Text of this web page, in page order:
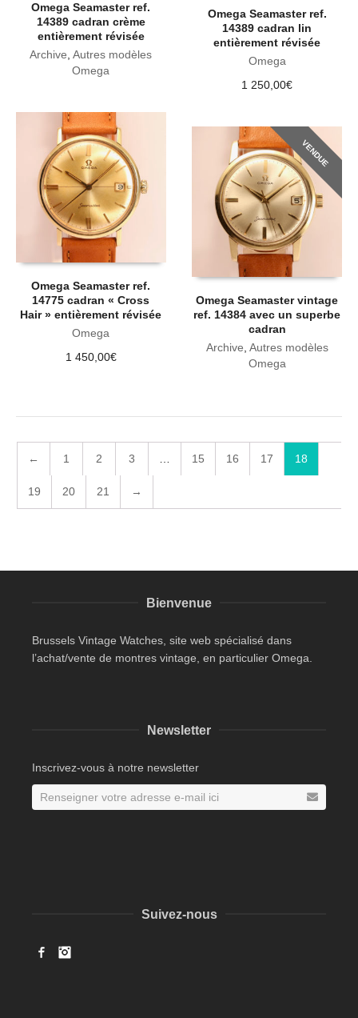
Omega Seamaster ref.
14389 cadran crème
entièrement révisée
Archive ,Autres modèles
Omega
Omega Seamaster ref.
14389 cadran lin
entièrement révisée
Omega
1 250,00€
Omega Seamaster ref.
14775 cadran « Cross
Hair » entièrement révisée
Omega
1 450,00€
VENDUE
Omega Seamaster vintage
ref. 14384 avec un superbe
cadran
Archive Autres modèles
Omega
← 1 2 3 15 16 17 18
19 20 21 →
Bienvenue
Brussels Vintage Watches, site web spécialisé dans
l’achat/vente de montres vintage, en particulier Omega.
Newsletter
Inscrivez-vous à notre newsletter
Suivez-nous
Facebook